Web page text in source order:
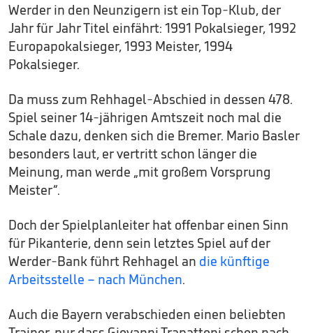
Werder in den Neunzigern ist ein Top-Klub, der
Jahr für Jahr Titel einfährt: 1991 Pokalsieger, 1992
Europapokalsieger, 1993 Meister, 1994
Pokalsieger.
Da muss zum Rehhagel-Abschied in dessen 478.
Spiel seiner 14-jährigen Amtszeit noch mal die
Schale dazu, denken sich die Bremer. Mario Basler
besonders laut, er vertritt schon länger die
Meinung, man werde „mit großem Vorsprung
Meister“.
Doch der Spielplanleiter hat offenbar einen Sinn
für Pikanterie, denn sein letztes Spiel auf der
Werder-Bank führt Rehhagel an die künftige
Arbeitsstelle – nach München.
Auch die Bayern verabschieden einen beliebten